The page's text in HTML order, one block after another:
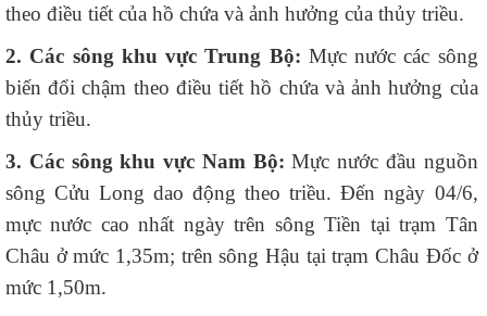
theo điều tiết của hồ chứa và ảnh hưởng của thủy triều.
2. Các sông khu vực Trung Bộ: Mực nước các sông
biến đổi chậm theo điều tiết hồ chứa và ảnh hưởng của
thủy triều.
3. Các sông khu vực Nam Bộ: Mực nước đầu nguồn
sông Cửu Long dao động theo triều. Đến ngày 04/6,
mực nước cao nhất ngày trên sông Tiền tại trạm Tân
Châu ở mức 1,35m; trên sông Hậu tại trạm Châu Đốc ở
mức 1,50m.